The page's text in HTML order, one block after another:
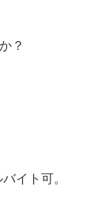
？
イト可。